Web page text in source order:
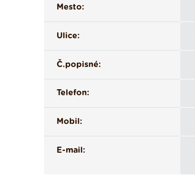
Mesto:
Ulice:
Č.popisné:
Telefon:
Mobil:
E-mail: